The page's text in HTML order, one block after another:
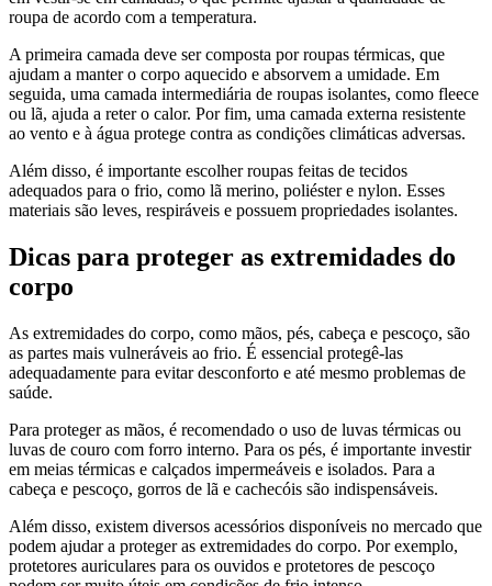
roupa de acordo com a temperatura.
A primeira camada deve ser composta por roupas térmicas, que
ajudam a manter o corpo aquecido e absorvem a umidade. Em
seguida, uma camada intermediária de roupas isolantes, como fleece
ou lã, ajuda a reter o calor. Por fim, uma camada externa resistente
ao vento e à água protege contra as condições climáticas adversas.
Além disso, é importante escolher roupas feitas de tecidos
adequados para o frio, como lã merino, poliéster e nylon. Esses
materiais são leves, respiráveis e possuem propriedades isolantes.
Dicas para proteger as extremidades do
corpo
As extremidades do corpo, como mãos, pés, cabeça e pescoço, são
as partes mais vulneráveis ao frio. É essencial protegê-las
adequadamente para evitar desconforto e até mesmo problemas de
saúde.
Para proteger as mãos, é recomendado o uso de luvas térmicas ou
luvas de couro com forro interno. Para os pés, é importante investir
em meias térmicas e calçados impermeáveis e isolados. Para a
cabeça e pescoço, gorros de lã e cachecóis são indispensáveis.
Além disso, existem diversos acessórios disponíveis no mercado que
podem ajudar a proteger as extremidades do corpo. Por exemplo,
protetores auriculares para os ouvidos e protetores de pescoço